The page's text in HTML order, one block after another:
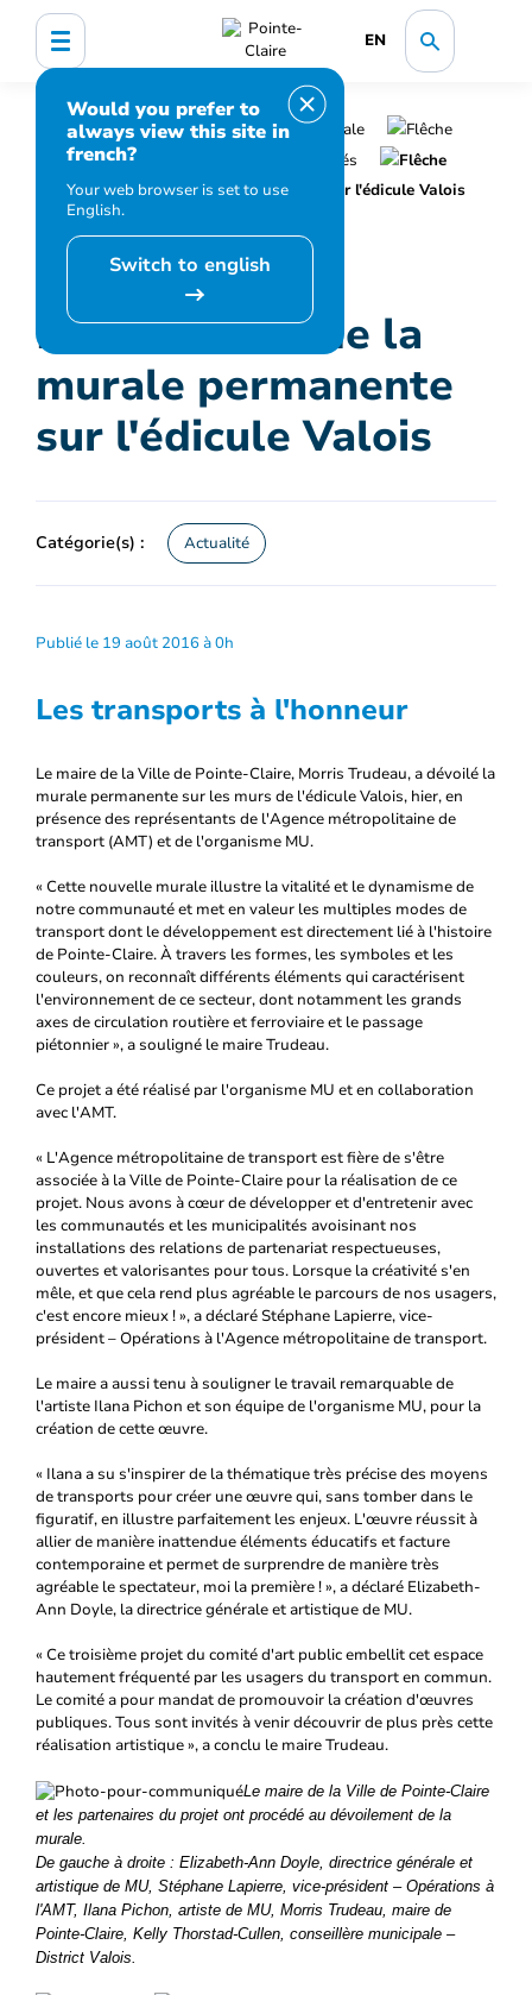
EN
Would you prefer to
always view this site in
french?
Your web browser is set to use
English.
Switch to english
Accueil
Organisation municipale
Nouvelles et médias
Actualités
Dévoilement de la murale permanente sur l'édicule Valois
Dévoilement de la
murale permanente
sur l'édicule Valois
Catégorie(s) : Actualité
Publié le 19 août 2016 à 0h
Les transports à l'honneur
Le maire de la Ville de Pointe-Claire, Morris Trudeau, a dévoilé la
murale permanente sur les murs de l'édicule Valois, hier, en
présence des représentants de l'Agence métropolitaine de
transport (AMT) et de l'organisme MU.
« Cette nouvelle murale illustre la vitalité et le dynamisme de
notre communauté et met en valeur les multiples modes de
transport dont le développement est directement lié à l'histoire
de Pointe-Claire. À travers les formes, les symboles et les
couleurs, on reconnaît différents éléments qui caractérisent
l'environnement de ce secteur, dont notamment les grands
axes de circulation routière et ferroviaire et le passage
piétonnier », a souligné le maire Trudeau.
Ce projet a été réalisé par l'organisme MU et en collaboration
avec l'AMT.
« L'Agence métropolitaine de transport est fière de s'être
associée à la Ville de Pointe-Claire pour la réalisation de ce
projet. Nous avons à cœur de développer et d'entretenir avec
les communautés et les municipalités avoisinant nos
installations des relations de partenariat respectueuses,
ouvertes et valorisantes pour tous. Lorsque la créativité s'en
mêle, et que cela rend plus agréable le parcours de nos usagers,
c'est encore mieux ! », a déclaré Stéphane Lapierre, vice-
président – Opérations à l'Agence métropolitaine de transport.
Le maire a aussi tenu à souligner le travail remarquable de
l'artiste Ilana Pichon et son équipe de l'organisme MU, pour la
création de cette œuvre.
« Ilana a su s'inspirer de la thématique très précise des moyens
de transports pour créer une œuvre qui, sans tomber dans le
figuratif, en illustre parfaitement les enjeux. L'œuvre réussit à
allier de manière inattendue éléments éducatifs et facture
contemporaine et permet de surprendre de manière très
agréable le spectateur, moi la première ! », a déclaré Elizabeth-
Ann Doyle, la directrice générale et artistique de MU.
« Ce troisième projet du comité d'art public embellit cet espace
hautement fréquenté par les usagers du transport en commun.
Le comité a pour mandat de promouvoir la création d'œuvres
publiques. Tous sont invités à venir découvrir de plus près cette
réalisation artistique », a conclu le maire Trudeau.
Le maire de la Ville de Pointe-Claire
et les partenaires du projet ont procédé au dévoilement de la
murale.
De gauche à droite : Elizabeth-Ann Doyle, directrice générale et
artistique de MU, Stéphane Lapierre, vice-président – Opérations à
l'AMT, Ilana Pichon, artiste de MU, Morris Trudeau, maire de
Pointe-Claire, Kelly Thorstad-Cullen, conseillère municipale –
District Valois.